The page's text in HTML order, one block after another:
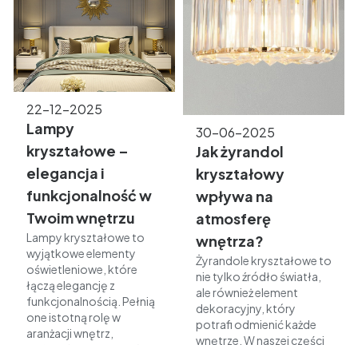
22-12-2025
Lampy
kryształowe –
elegancja i
funkcjonalność w
Twoim wnętrzu
Lampy kryształowe to
wyjątkowe elementy
oświetleniowe, które
łączą elegancję z
funkcjonalnością. Pełnią
one istotną rolę w
aranżacji wnętrz,
30-06-2025
Jak żyrandol
kryształowy
wpływa na
atmosferę
wnętrza?
Żyrandole kryształowe to
nie tylko źródło światła,
ale również element
dekoracyjny, który
potrafi odmienić każde
wnętrze. W naszej części